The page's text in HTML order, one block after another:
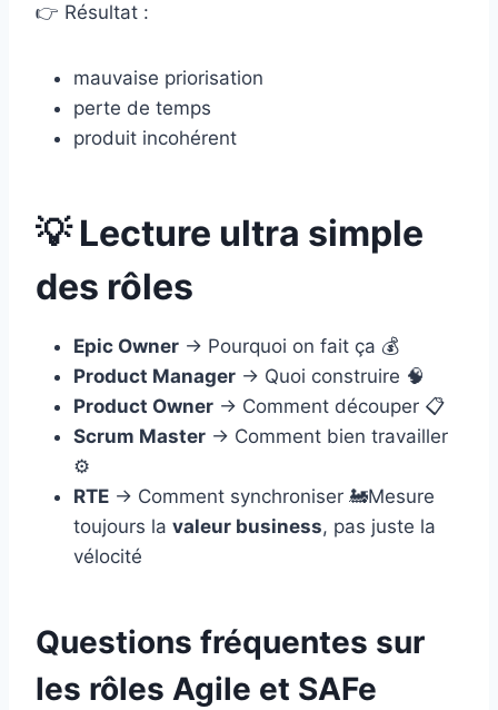
👉 Résultat :
mauvaise priorisation
perte de temps
produit incohérent
💡 Lecture ultra simple
des rôles
Epic Owner → Pourquoi on fait ça 💰
Product Manager → Quoi construire 🧠
Product Owner → Comment découper 📋
Scrum Master → Comment bien travailler
⚙️
RTE → Comment synchroniser 🚂Mesure
toujours la valeur business, pas juste la
vélocité
Questions fréquentes sur
les rôles Agile et SAFe